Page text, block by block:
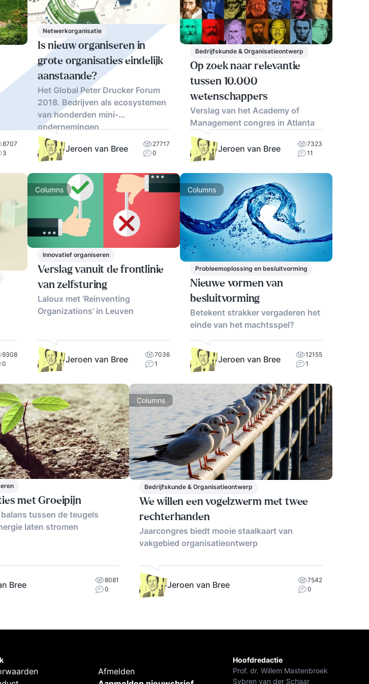
8707
3
Netwerkorganisatie
Is nieuw organiseren in
grote organisaties eindelijk
aanstaande?
Het Global Peter Drucker Forum
2018. Bedrijven als ecosystemen
van honderden mini-
ondernemingen
Jeroen van Bree
27717
0
Bedrijfskunde & Organisatieontwerp
Op zoek naar relevantie
tussen 10.000
wetenschappers
Verslag van het Academy of
Management congres in Atlanta
Jeroen van Bree
7323
11
9308
0
Columns
Innovatief organiseren
Verslag vanuit de frontlinie
van zelfsturing
Laloux met 'Reinventing
Organizations' in Leuven
Jeroen van Bree
7036
1
Columns
Probleemoplossing en besluitvorming
Nieuwe vormen van
besluitvorming
Betekent strakker vergaderen het
einde van het machtsspel?
Jeroen van Bree
12155
1
met Groeipijn
tussen de teugels
laten stromen
Bree
8081
0
Columns
Bedrijfskunde & Organisatieontwerp
We willen een vogelzwerm met twee
rechterhanden
Jaarcongres biedt mooie staalkaart van
vakgebied organisatieontwerp
Jeroen van Bree
7542
0
Afmelden
Hoofdredactie
Prof. dr. Willem Mastenbroek
Sybren van der Schaar